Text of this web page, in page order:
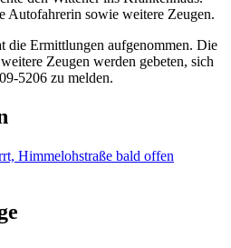
Auto­fahrerin sowie weitere Zeugen.
die Ermittlungen aufgenommen. Die
Zeugen werden gebeten, sich
5206 zu melden.
Himmelohstraße bald offen